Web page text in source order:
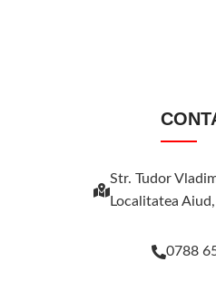
Str. Tudor
Localitatea
0788